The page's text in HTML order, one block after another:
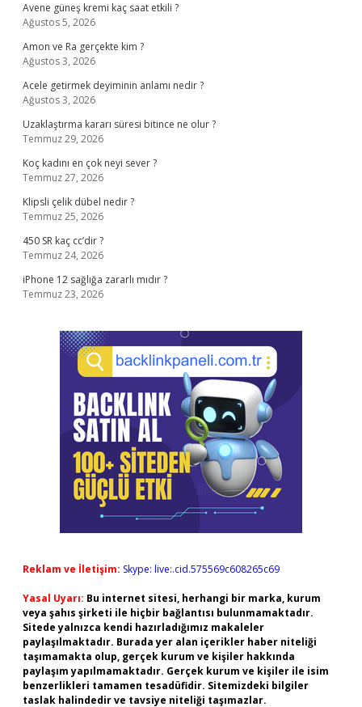
Avene güneş kremi kaç saat etkili ?
Ağustos 5, 2026
Amon ve Ra gerçekte kim ?
Ağustos 3, 2026
Acele getirmek deyiminin anlamı nedir ?
Ağustos 3, 2026
Uzaklaştırma kararı süresi bitince ne olur ?
Temmuz 29, 2026
Koç kadını en çok neyi sever ?
Temmuz 27, 2026
Klipsli çelik dübel nedir ?
Temmuz 25, 2026
450 SR kaç cc’dir ?
Temmuz 24, 2026
iPhone 12 sağlığa zararlı mıdır ?
Temmuz 23, 2026
Reklam ve İletişim: Skype: live:.cid.575569c608265c69
Yasal Uyarı: Bu internet sitesi, herhangi bir marka, kurum
veya şahıs şirketi ile hiçbir bağlantısı bulunmamaktadır.
Sitede yalnızca kendi hazırladığımız makaleler
paylaşılmaktadır. Burada yer alan içerikler haber niteliği
taşımamakta olup, gerçek kurum ve kişiler hakkında
paylaşım yapılmamaktadır. Gerçek kurum ve kişiler ile isim
benzerlikleri tamamen tesadüfidir. Sitemizdeki bilgiler
taslak halindedir ve tavsiye niteliği taşımazlar.